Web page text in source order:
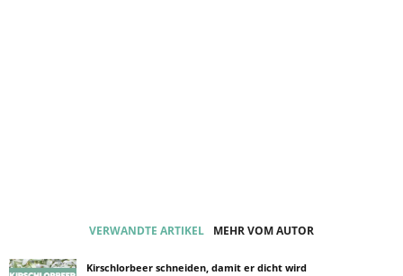
VERWANDTE ARTIKEL MEHR VOM AUTOR
Kirschlorbeer schneiden, damit er dicht wird